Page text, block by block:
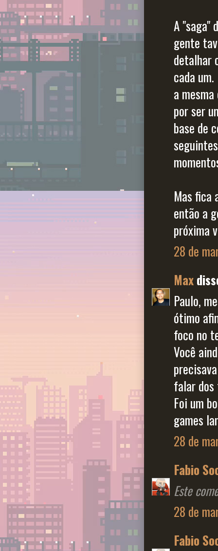
A "saga"
gente
detalhar
cada
a
por ser
base de
Mas fica
então a
próxima
28 de
Max
Paulo,
ótimo
foco no
Você
falar
Foi um
games
28 de
Fabio
Este
28 de
Fabio